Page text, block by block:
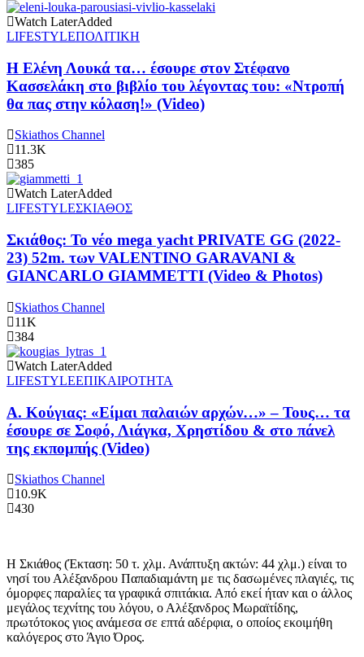
Watch LaterAdded
LIFESTYLEΠΟΛΙΤΙΚΗ
Η Ελένη Λουκά τα… έσουρε στον Στέφανο
Κασσελάκη στο βιβλίο του λέγοντας του: «Ντροπή
θα πας στην κόλαση!» (Video)
Skiathos Channel
11.3K
385
Watch LaterAdded
LIFESTYLEΣΚΙΑΘΟΣ
Σκιάθος: Το νέο mega yacht PRIVATE GG (2022-
23) 52m. των VALENTINO GARAVANI &
GIANCARLO GIAMMETTI (Video & Photos)
Skiathos Channel
11K
384
Watch LaterAdded
LIFESTYLEΕΠΙΚΑΙΡΟΤΗΤΑ
Α. Κούγιας: «Είμαι παλαιών αρχών…» – Τους… τα
έσουρε σε Σοφό, Λιάγκα, Χρηστίδου & στο πάνελ
της εκπομπής (Video)
Skiathos Channel
10.9K
430
Η Σκιάθος (Έκταση: 50 τ. χλμ. Ανάπτυξη ακτών: 44 χλμ.) είναι το
νησί του Αλέξανδρου Παπαδιαμάντη με τις δασωμένες πλαγιές, τις
όμορφες παραλίες τα γραφικά σπιτάκια. Από εκεί ήταν και ο άλλος
μεγάλος τεχνίτης του λόγου, ο Αλέξανδρος Μωραϊτίδης,
πρωτότοκος γιος ανάμεσα σε επτά αδέρφια, ο οποίος εκοιμήθη
καλόγερος στο Άγιο Όρος.